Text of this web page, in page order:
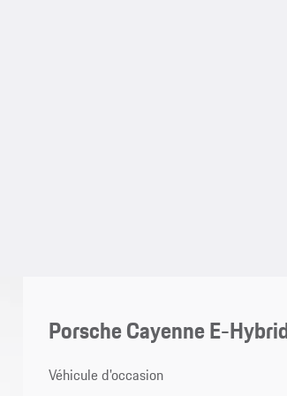
Porsche Cayenne E-
Véhicule d'occasion